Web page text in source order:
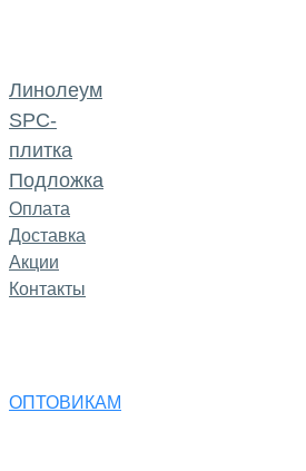
Линолеум
SPC-
плитка
Подложка
Оплата
Доставка
Акции
Контакты
ОПТОВИКАМ